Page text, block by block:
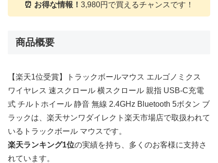
⏰ お得な情報！ 3,980円で買えるチャンスです！
商品概要
【楽天1位受賞】トラックボールマウス エルゴノミクス
ワイヤレス 速スクロール 横スクロール 親指 USB-C充電
式 チルトホイール 静音 無線 2.4GHz Bluetooth 5ボタン ブ
ラックは、楽天サンワダイレクト楽天市場店で取扱われて
いるトラックボール マウスです。
楽天ランキング1位の実績を持ち、多くのお客様に支持さ
れています。